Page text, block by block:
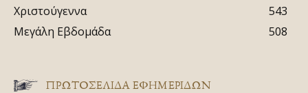
Χριστούγεννα
543
Μεγάλη Εβδομάδα
508
ΠΡΩΤΟΣΈΛΙΔΑ ΕΦΗΜΕΡΊΔΩΝ